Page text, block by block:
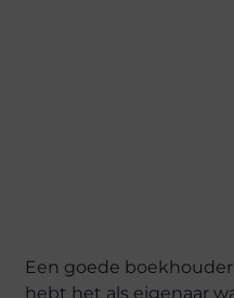
Een goede
hebt het als eigenaar